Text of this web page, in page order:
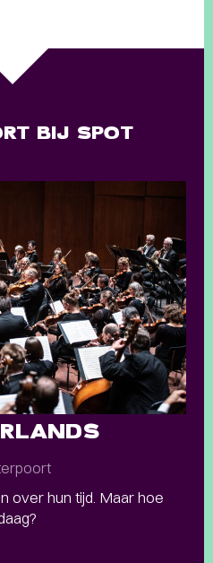
BIJ SPOT
over hun tijd. Maar hoe